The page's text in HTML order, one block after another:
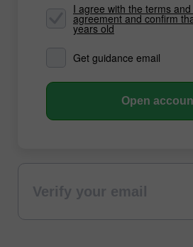
I agree with the terms
agreement and confirm
years old
Get guidance email
Open
Verify your email